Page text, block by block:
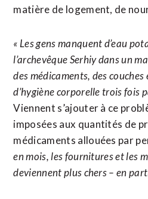
matière de logement, de
« Les gens manquent d’eau
l’archevêque Serhiy dans un
des médicaments, des
d’hygiène corporelle trois fois
Viennent s’ajouter à ce
imposées aux quantités de
médicaments allouées par
en mois, les fournitures et les
deviennent plus chers – en